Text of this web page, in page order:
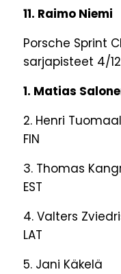
11.
Porsche Sprint
sarjapisteet 4/
1. Matias
2. Henri
FIN
3.
EST
4.
LAT
5. Jani